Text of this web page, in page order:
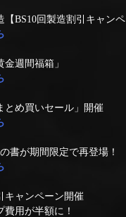
BS10回製造割引キャンペ
週間福箱」
め買いセール」開催
書が期間限定で再登場！
ャンペーン開催
用が半額に！